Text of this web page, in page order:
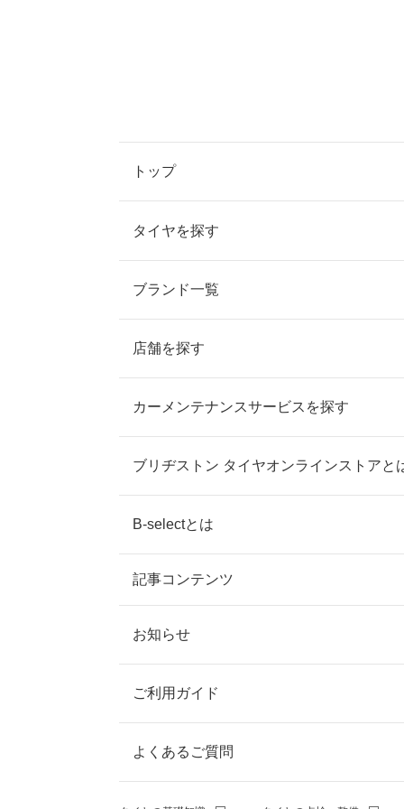
トップ
タイヤを探す
ブランド一覧
店舗を探す
カーメンテナンスサービスを探す
ブリヂストン タイヤオンラインストアと
B-selectとは
記事コンテンツ
お知らせ
ご利用ガイド
よくあるご質問